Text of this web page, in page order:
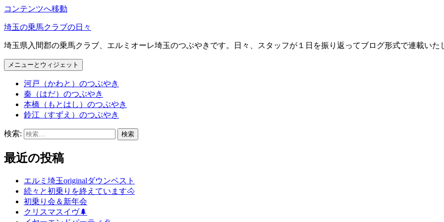
コンテンツへ移動
埼玉の乗馬クラブの日々
埼玉県入間郡の乗馬クラブ、エルミオーレ埼玉のつぶやきです。日々、スタッフが１日を振り返ってブログ形式で連載いた
メニューとウィジェット
河戸（かわと）のつぶやき
秦（はだ）のつぶやき
本橋（もとはし）のつぶやき
鈴江（すずえ）のつぶやき
検索:
最近の投稿
エルミ埼玉originalダウンベスト
続々と初乗りを終えています🐴
初乗り会＆新年会
クリスマスイヴ🌲